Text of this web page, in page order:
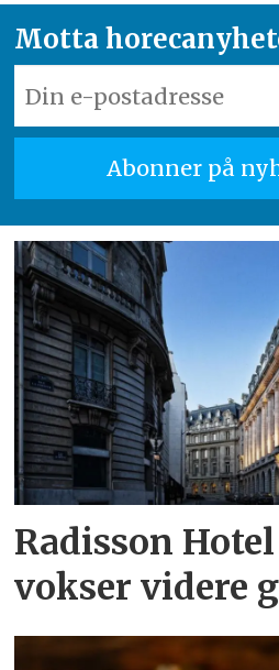
Motta
Radisson
vokser videre